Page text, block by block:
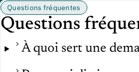
Questions fréquentes
Questions
À quoi sert une